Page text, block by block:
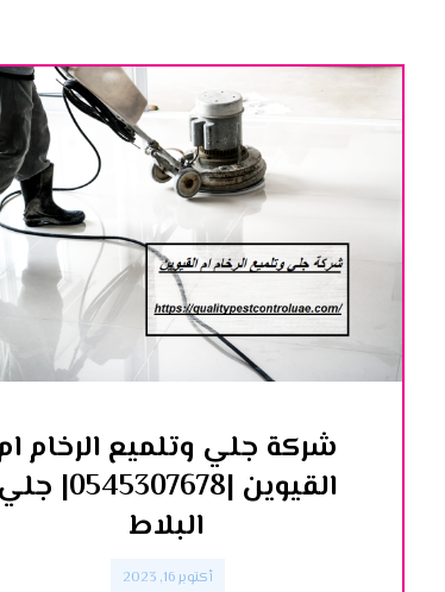
شركة جلي وتلميع الرخام
القيوين |0545307678| جلي
البلاط
أكتوبر 16, 2023